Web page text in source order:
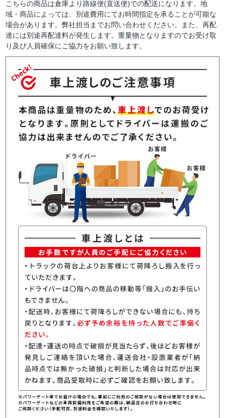
こちらの商品は倉庫より路線便(直送便)での配送になります。地
域・商品によっては、別途費用にてお時間指定を承ることが可能な
場合があります。弊社担当までお問い合わせください。また、再配
達には別途再配達料が発生します。重量物となりますのでお受け取
り及び人員確保にご協力をお願い致します。